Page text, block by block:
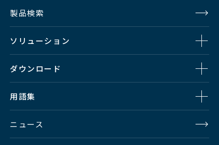
製品検索
ソリューション
ダウンロード
用語集
ニュース